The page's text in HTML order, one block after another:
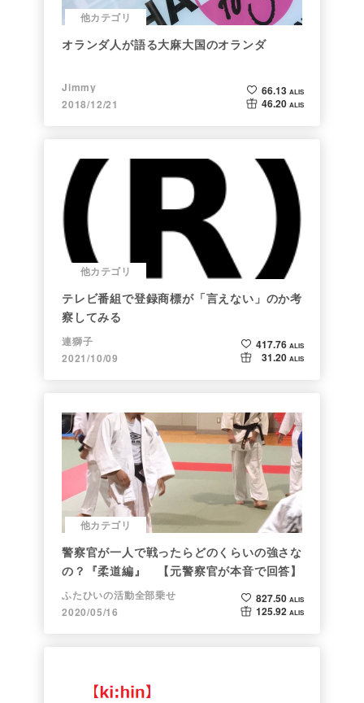
他カテゴリ
オランダ人が語る大麻大国のオランダ
Jimmy
2018/12/21
66.13 ALIS
46.20 ALIS
他カテゴリ
テレビ番組で登録商標が「言えない」のか考
察してみる
連獅子
2021/10/09
417.76 ALIS
31.20 ALIS
他カテゴリ
警察官が一人で戦ったらどのくらいの強さな
の？『柔道編』 【元警察官が本音で回答】
ふたひいの活動全部乗せ
2020/05/16
827.50 ALIS
125.92 ALIS